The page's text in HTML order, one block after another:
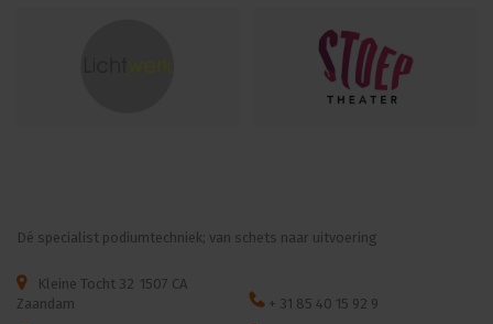
Dé specialist podiumtechniek; van schets naar uitvoering
Kleine Tocht 32 1507 CA
Zaandam
+ 31 85 40 15 92 9